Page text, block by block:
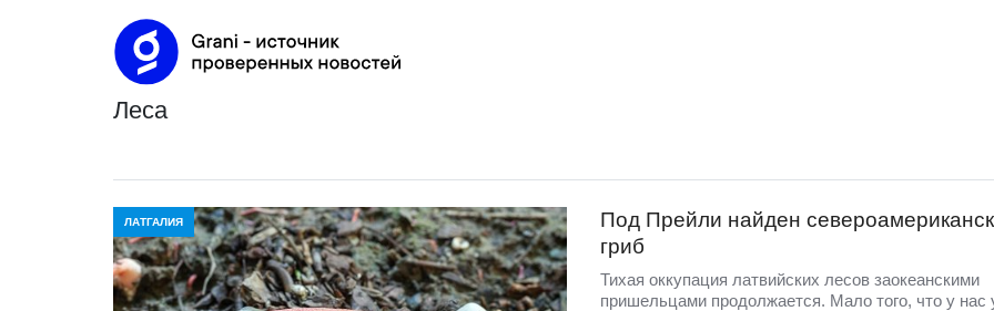
леса
ЛАТГАЛИЯ
Под Прейли найден
гриб
Тихая оккупация латвийских лесов заокеанскими
пришельцами продолжается. Мало того, что у нас